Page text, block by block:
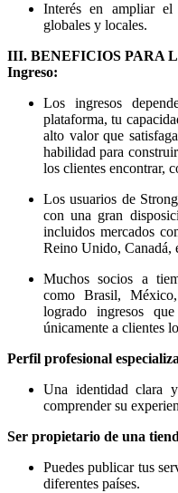
Interés en ampliar
globales y locales.
III. BENEFICIOS PARA
Ingreso:
Los ingresos
plataforma, tu
alto valor que
habilidad para
los clientes encontrar,
Los usuarios de
con una gran
incluidos mercados
Reino Unido, Canadá,
Muchos socios a
como Brasil,
logrado ingresos
únicamente a clientes
Perfil profesional
Una identidad clara
comprender su
Ser propietario de una
Puedes publicar tus
diferentes países.